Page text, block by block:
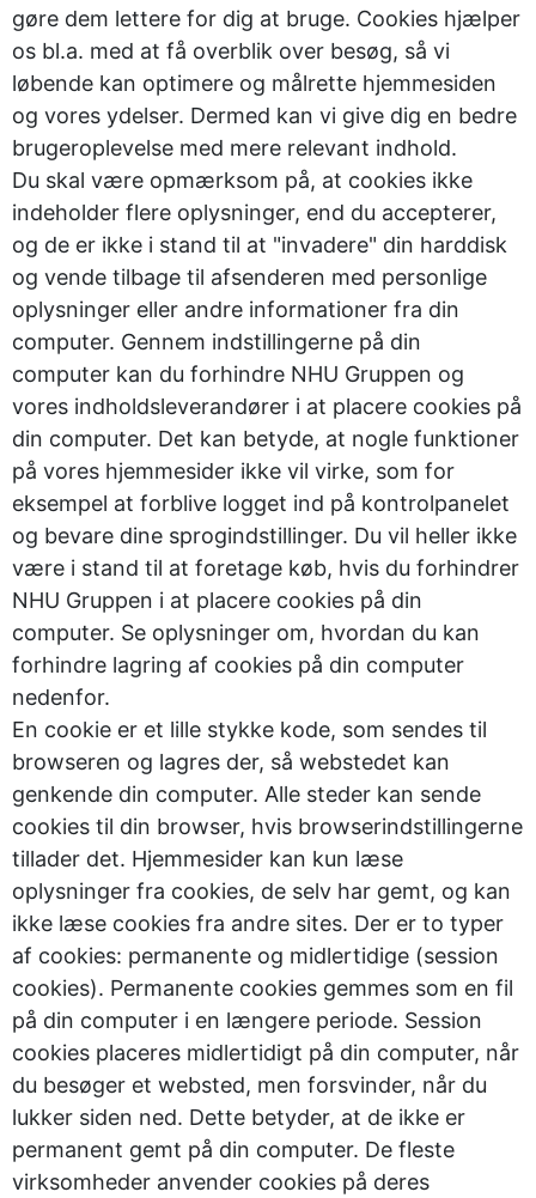
gøre dem lettere for dig at bruge. Cookies hjælper
os bl.a. med at få overblik over besøg, så vi
løbende kan optimere og målrette hjemmesiden
og vores ydelser. Dermed kan vi give dig en bedre
brugeroplevelse med mere relevant indhold.
Du skal være opmærksom på, at cookies ikke
indeholder flere oplysninger, end du accepterer,
og de er ikke i stand til at "invadere" din harddisk
og vende tilbage til afsenderen med personlige
oplysninger eller andre informationer fra din
computer. Gennem indstillingerne på din
computer kan du forhindre NHU Gruppen og
vores indholdsleverandører i at placere cookies på
din computer. Det kan betyde, at nogle funktioner
på vores hjemmesider ikke vil virke, som for
eksempel at forblive logget ind på kontrolpanelet
og bevare dine sprogindstillinger. Du vil heller ikke
være i stand til at foretage køb, hvis du forhindrer
NHU Gruppen i at placere cookies på din
computer. Se oplysninger om, hvordan du kan
forhindre lagring af cookies på din computer
nedenfor.
En cookie er et lille stykke kode, som sendes til
browseren og lagres der, så webstedet kan
genkende din computer. Alle steder kan sende
cookies til din browser, hvis browserindstillingerne
tillader det. Hjemmesider kan kun læse
oplysninger fra cookies, de selv har gemt, og kan
ikke læse cookies fra andre sites. Der er to typer
af cookies: permanente og midlertidige (session
cookies). Permanente cookies gemmes som en fil
på din computer i en længere periode. Session
cookies placeres midlertidigt på din computer, når
du besøger et websted, men forsvinder, når du
lukker siden ned. Dette betyder, at de ikke er
permanent gemt på din computer. De fleste
virksomheder anvender cookies på deres